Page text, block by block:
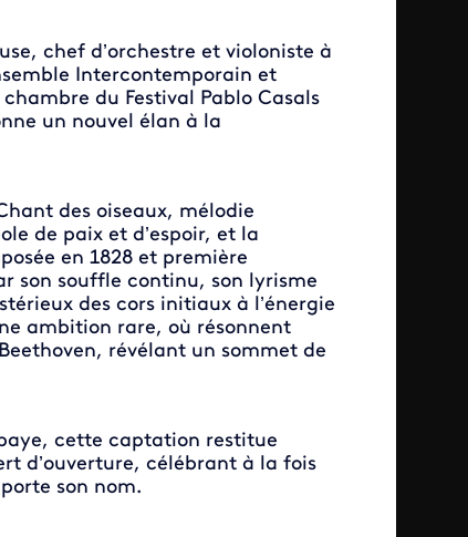
chef d’orchestre et violoniste à
Intercontemporain et
du Festival Pablo Casals
un nouvel élan à la
des oiseaux, mélodie
de paix et d’espoir, et la
en 1828 et première
son souffle continu, son lyrisme
des cors initiaux à l’énergie
ambition rare, où résonnent
révélant un sommet de
cette captation restitue
d’ouverture, célébrant à la fois
son nom.